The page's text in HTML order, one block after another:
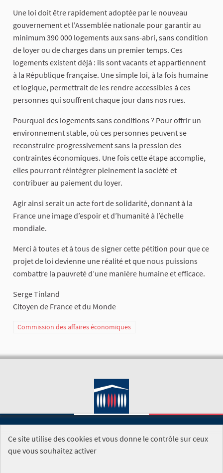
Une loi doit être rapidement adoptée par le nouveau
gouvernement et l'Assemblée nationale pour garantir au
minimum 390 000 logements aux sans-abri, sans condition
de loyer ou de charges dans un premier temps. Ces
logements existent déjà : ils sont vacants et appartiennent
à la République française. Une simple loi, à la fois humaine
et logique, permettrait de les rendre accessibles à ces
personnes qui souffrent chaque jour dans nos rues.
Pourquoi des logements sans conditions ? Pour offrir un
environnement stable, où ces personnes peuvent se
reconstruire progressivement sans la pression des
contraintes économiques. Une fois cette étape accomplie,
elles pourront réintégrer pleinement la société et
contribuer au paiement du loyer.
Agir ainsi serait un acte fort de solidarité, donnant à la
France une image d’espoir et d’humanité à l’échelle
mondiale.
Merci à toutes et à tous de signer cette pétition pour que ce
projet de loi devienne une réalité et que nous puissions
combattre la pauvreté d’une manière humaine et efficace.
Serge Tinland
Citoyen de France et du Monde
Commission des affaires économiques
SITE DE L'ASSEMBLÉE NATIONALE
Ce site utilise des cookies et vous donne le contrôle sur ceux
que vous souhaitez activer